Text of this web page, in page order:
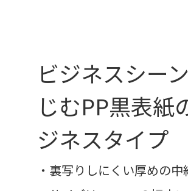
ビジネスシー
じむPP黒表紙
ジネスタイプ
・裏写りしにくい厚めの中